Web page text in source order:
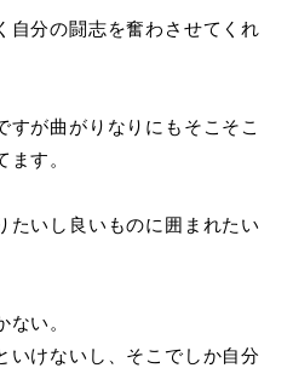
自分の闘志を奮わさせてくれ
すが曲がりなりにもそこそこ
す。
たいし良いものに囲まれたい
い。
いけないし、そこでしか自分